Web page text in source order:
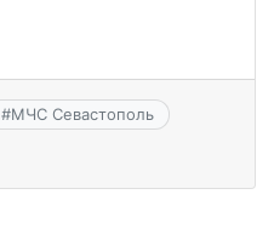
#МЧС Севастополь